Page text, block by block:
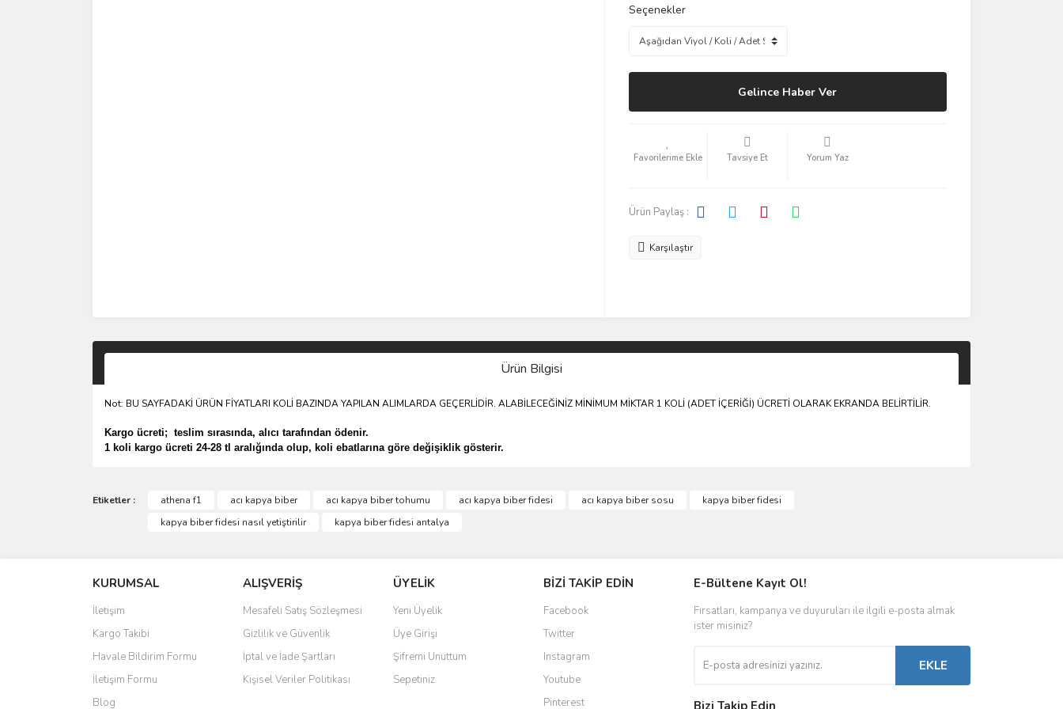
Seçenekler
Gelince Haber Ver
Tavsiye Et Yorum Yaz
Ürün Paylaş :
Karşılaştır
Ürün Bilgisi
Not: BU SAYFADAKİ ÜRÜN FİYATLARI KOLİ BAZINDA YAPILAN ALIMLARDA GEÇERLİDİR. ALABİLECEĞİNİZ MİNİMUM MİKTAR 1 KOLİ (ADET İÇERİĞİ) ÜCRETİ OLARAK EKRANDA BELİRTİLİR.
Kargo ücreti; teslim sırasında, alıcı tarafından ödenir.
1 koli kargo ücreti 24-28 tl aralığında olup, koli ebatlarına göre değişiklik gösterir.
Etiketler : athena f1 acı kapya biber acı kapya biber tohumu acı kapya biber fidesi acı kapya biber sosu
kapya biber fidesi
kapya biber fidesi nasıl yetiştirilir
kapya biber fidesi antalya
KURUMSAL
İletişim
Kargo Takibi
Havale Bildirim Formu
İletişim Formu
Blog
ALIŞVERİŞ
Mesafeli Satış Sözleşmesi
Gizlilik ve Güvenlik
İptal ve İade Şartları
Kişisel Veriler Politikası
ÜYELİK
Yeni Üyelik
Üye Girişi
Şifremi Unuttum
Sepetiniz
BİZİ TAKİP EDİN
Facebook
Twitter
Instagram
Youtube
Pinterest
E-Bültene Kayıt Ol!
Fırsatları, kampanya ve duyuruları ile ilgili e-posta almak
ister misiniz?
EKLE
Bizi Takip Edin